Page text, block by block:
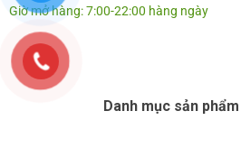
Giờ mở hàng: 7:00-22:00 hàng ngày
Danh mục sản